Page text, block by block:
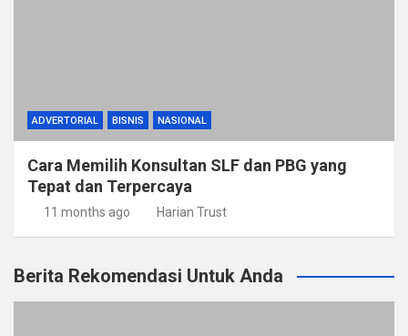
ADVERTORIAL BISNIS NASIONAL
Cara Memilih Konsultan SLF dan PBG yang
Tepat dan Terpercaya
11 months ago Harian Trust
Berita Rekomendasi Untuk Anda